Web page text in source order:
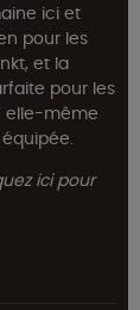
ici et
pour les
et la
pour les
elle-même
ici pour